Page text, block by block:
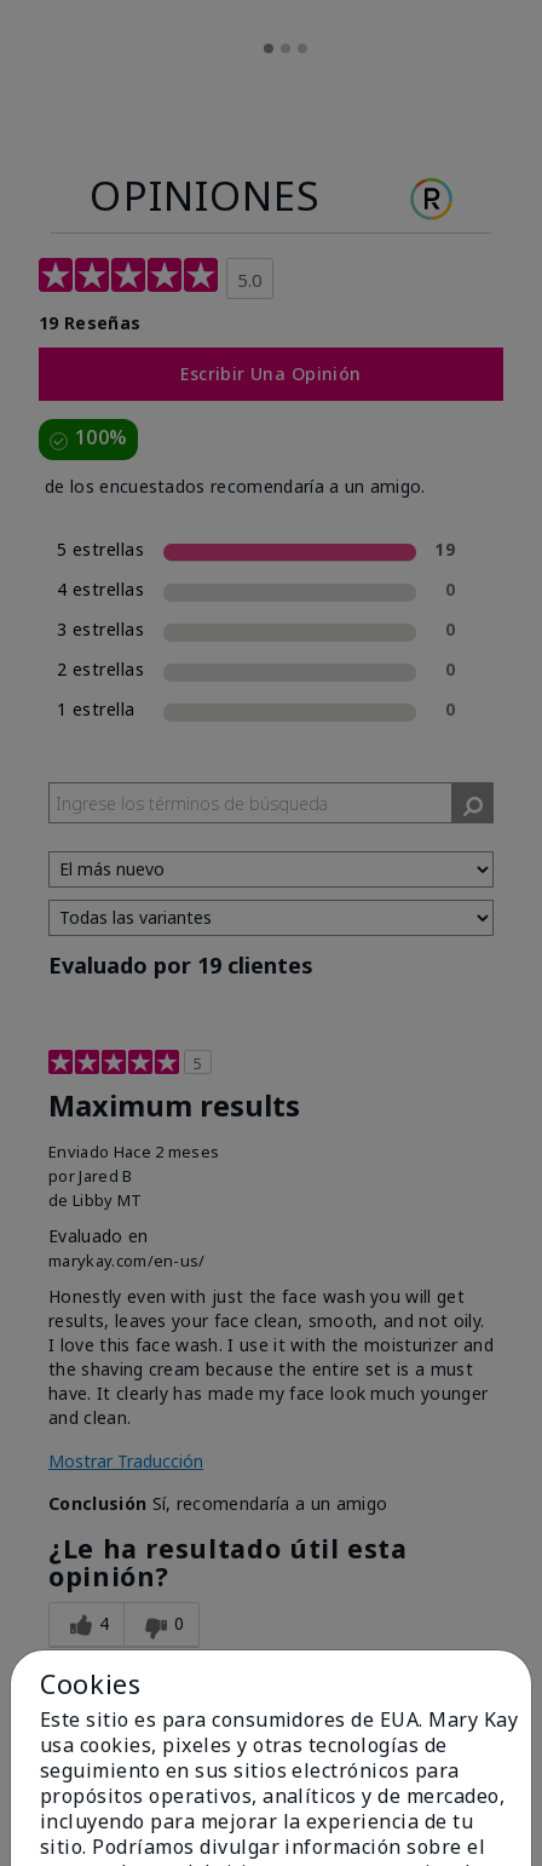
OPINIONES
5.0
19 Reseñas
Escribir Una Opinión
100%
de los encuestados recomendaría a un amigo.
5 estrellas
19
4 estrellas
0
3 estrellas
0
2 estrellas
0
1 estrella
0
Evaluado por 19 clientes
5
Maximum results
Enviado Hace 2 meses
por Jared B
de Libby MT
Evaluado en
marykay.com/en-us/
Honestly even with just the face wash you will get
results, leaves your face clean, smooth, and not oily.
I love this face wash. I use it with the moisturizer and
the shaving cream because the entire set is a must
have. It clearly has made my face look much younger
and clean.
Mostrar Traducción
Conclusión Sí, recomendaría a un amigo
¿Le ha resultado útil esta
opinión?
4 0
Marcar esta opinión
5
Satisfied
EnviadoHace 3 meses
Cookies
Este sitio es para consumidores de EUA. Mary Kay
usa cookies, pixeles y otras tecnologías de
seguimiento en sus sitios electrónicos para
propósitos operativos, analíticos y de mercadeo,
incluyendo para mejorar la experiencia de tu
sitio. Podríamos divulgar información sobre el